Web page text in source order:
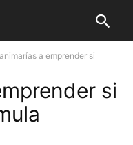
a emprender si
si